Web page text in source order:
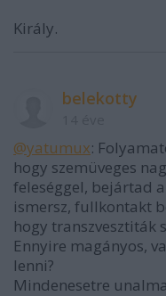
Király.
belekotty
@yatumux:
hogy szemüveges
feleséggel, bejártad
ismersz, fullkontakt
hogy transzvesztiták
Ennyire magányos,
lenni?
Mindenesetre